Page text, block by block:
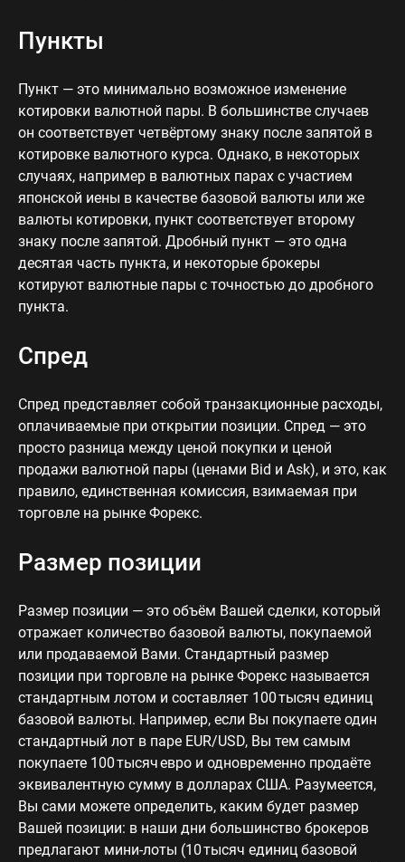
Пункты
Пункт — это минимально возможное изменение
котировки валютной пары. В большинстве случаев
он соответствует четвёртому знаку после запятой в
котировке валютного курса. Однако, в некоторых
случаях, например в валютных парах с участием
японской иены в качестве базовой валюты или же
валюты котировки, пункт соответствует второму
знаку после запятой. Дробный пункт — это одна
десятая часть пункта, и некоторые брокеры
котируют валютные пары с точностью до дробного
пункта.
Спред
Спред представляет собой транзакционные расходы,
оплачиваемые при открытии позиции. Спред — это
просто разница между ценой покупки и ценой
продажи валютной пары (ценами Bid и Ask), и это, как
правило, единственная комиссия, взимаемая при
торговле на рынке Форекс.
Размер позиции
Размер позиции — это объём Вашей сделки, который
отражает количество базовой валюты, покупаемой
или продаваемой Вами. Стандартный размер
позиции при торговле на рынке Форекс называется
стандартным лотом и составляет 100 тысяч единиц
базовой валюты. Например, если Вы покупаете один
стандартный лот в паре EUR/USD, Вы тем самым
покупаете 100 тысяч евро и одновременно продаёте
эквивалентную сумму в долларах США. Разумеется,
Вы сами можете определить, каким будет размер
Вашей позиции: в наши дни большинство брокеров
предлагают мини-лоты (10 тысяч единиц базовой